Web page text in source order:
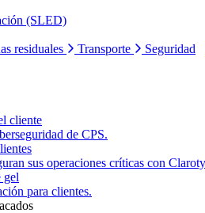
(SLED)
residuales Transporte
Seguridad
cliente
de CPS.
sus operaciones críticas con
gel
para clientes.